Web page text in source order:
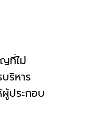
ที่ไม่
ริหาร
ผู้ประกอบ